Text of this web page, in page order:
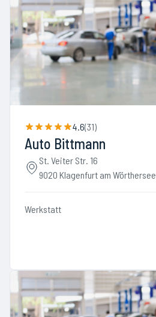
4.6(31)
Auto Bittmann
St. Veiter Str. 16
9020 Klagenfurt am Wörthersee
Werkstatt